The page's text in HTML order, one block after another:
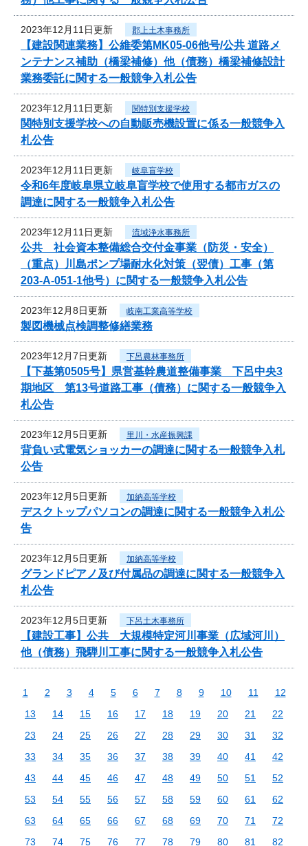
2023年12月11日更新 郡上土木事務所
【建設関連業務】公維委第MK05-06他号/公共 道路メ
ンテナンス補助（橋梁補修）他（債務）橋梁補修設計
業務委託に関する一般競争入札公告
2023年12月11日更新 関特別支援学校
関特別支援学校への自動販売機設置に係る一般競争入
札公告
2023年12月11日更新 岐阜盲学校
令和6年度岐阜県立岐阜盲学校で使用する都市ガスの
調達に関する一般競争入札公告
2023年12月11日更新 流域浄水事務所
公共 社会資本整備総合交付金事業（防災・安全）
（重点）川島ポンプ場耐水化対策（翌債）工事（第
203-A-051-1他号）に関する一般競争入札公告
2023年12月8日更新 岐南工業高等学校
製図機械点検調整修繕業務
2023年12月7日更新 下呂農林事務所
【下基第0505号】県営基幹農道整備事業 下呂中央3
期地区 第13号道路工事（債務）に関する一般競争入
札公告
2023年12月5日更新 里川・水産振興課
背負い式電気ショッカーの調達に関する一般競争入札
公告
2023年12月5日更新 加納高等学校
デスクトップパソコンの調達に関する一般競争入札公
告
2023年12月5日更新 加納高等学校
グランドピアノ及び付属品の調達に関する一般競争入
札公告
2023年12月5日更新 下呂土木事務所
【建設工事】公共 大規模特定河川事業（広域河川）
他（債務）飛騨川工事に関する一般競争入札公告
1 2 3 4 5 6 7 8 9 10 11
12
13
14 15 16 17 18 19 20 21
22
23
24 25 26 27 28 29 30 31
32
33
34 35 36 37 38 39 40 41
42
43
44 45 46 47 48 49 50 51
52
53
54 55 56 57 58 59 60 61
62
63
64 65 66 67 68 69 70 71
72
73
74 75 76 77 78 79 80 81
82